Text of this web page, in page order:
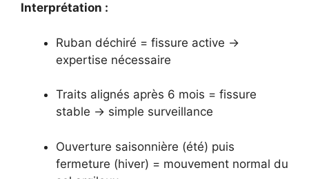
Interprétation :
Ruban déchiré = fissure active →
expertise nécessaire
Traits alignés après 6 mois = fissure
stable → simple surveillance
Ouverture saisonnière (été) puis
fermeture (hiver) = mouvement normal du